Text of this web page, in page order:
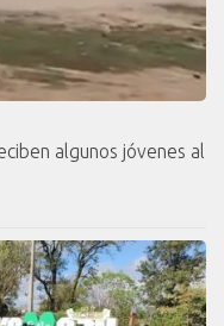
algunos jóvenes al